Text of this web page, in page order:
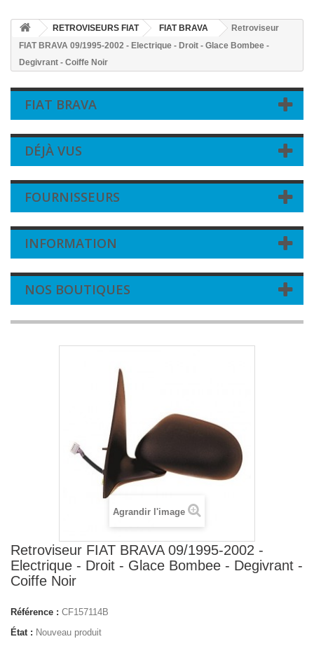
RETROVISEURS FIAT FIAT BRAVA
Retroviseur
FIAT BRAVA 09/1995-2002 - Electrique - Droit - Glace Bombee -
Degivrant - Coiffe Noir
FIAT BRAVA
DÉJÀ VUS
FOURNISSEURS
INFORMATION
NOS BOUTIQUES
Agrandir l'image
Retroviseur FIAT BRAVA 09/1995-2002 -
Electrique - Droit - Glace Bombee - Degivrant -
Coiffe Noir
Référence : CF157114B
État : Nouveau produit